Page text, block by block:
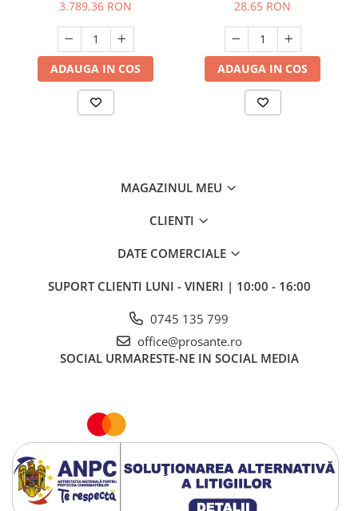
3.789,36 RON
ADAUGA IN COS
28,65 RON
ADAUGA IN COS
MAGAZINUL MEU
CLIENTI
DATE COMERCIALE
SUPORT CLIENTI LUNI - VINERI | 10:00 - 16:00
0745 135 799
office@prosante.ro
SOCIAL URMARESTE-NE IN SOCIAL MEDIA